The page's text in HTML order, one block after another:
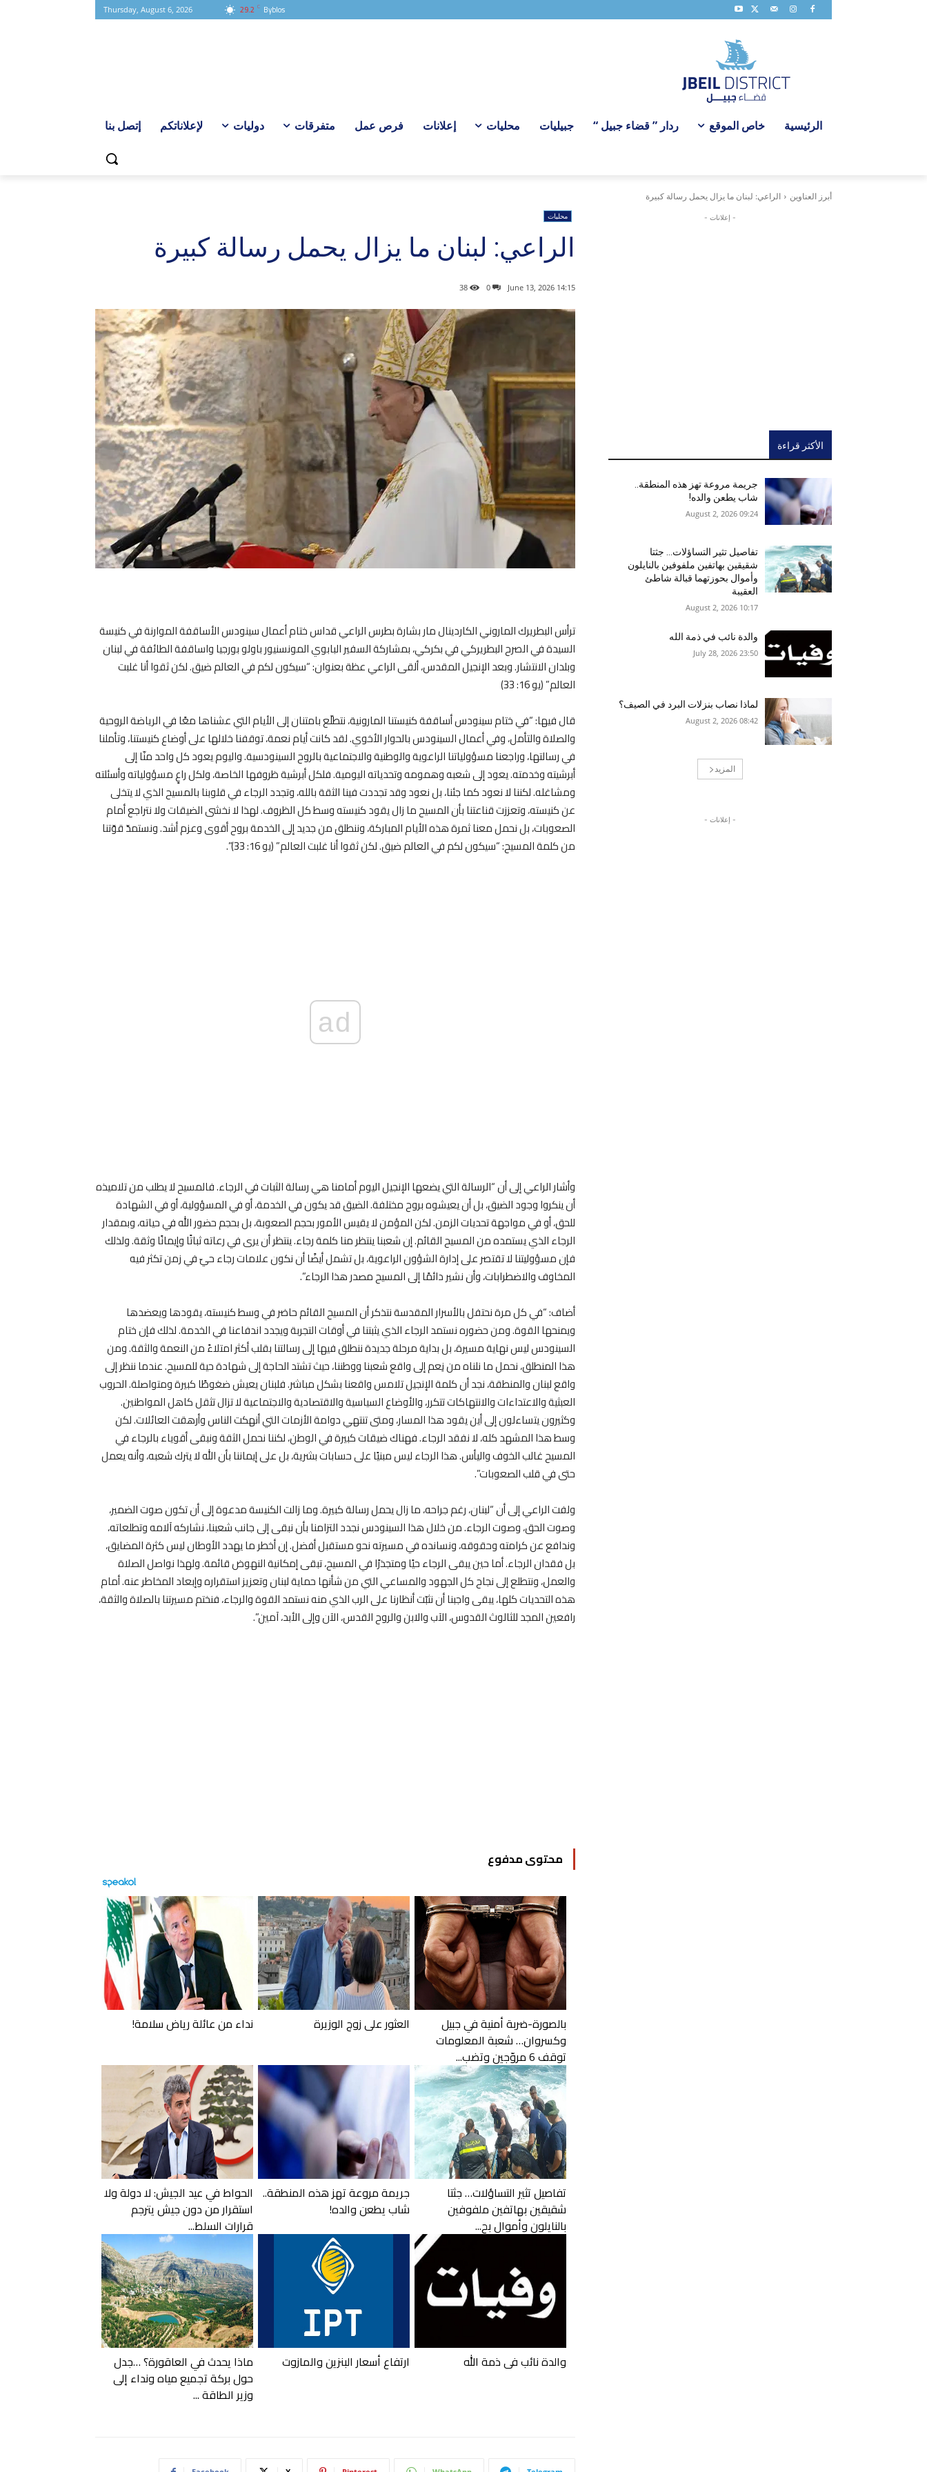
29.2 C Byblos
Thursday, August 6, 2026
الرئيسية خاص الموقع ردار ” قضاء جبيل “ جبيليات محليات إعلانات فرص عمل متفرقات دوليات لإعلاناتكم إتصل بنا
أبرز العناوين الراعي: لبنان ما يزال يحمل رسالة كبيرة
محليات
الراعي: لبنان ما يزال يحمل رسالة كبيرة
14:15 2026 ,June 13
0
38
ترأس البطريرك الماروني الكاردينال مار بشارة بطرس الراعي قداس ختام أعمال سينودس الأساقفة الموارنة في كنيسة
السيدة في الصرح البطريركي في بكركي، بمشاركة السفير البابوي المونسنيور باولو بورجيا واساقفة الطائفة في لبنان
وبلدان الانتشار. وبعد الإنجيل المقدس، ألقى الراعي عظة بعنوان: “سيكون لكم في العالم ضيق. لكن ثقوا أنا غلبت
العالم” (يو 16: 33)
قال فيها: “في ختام سينودس أساقفة كنيستنا المارونية، نتطلّع بامتنان إلى الأيام التي عشناها معًا في الرياضة الروحية
والصلاة والتأمل، وفي أعمال السينودس بالحوار الأخوي. لقد كانت أيام نعمة، توقفنا خلالها على أوضاع كنيستنا، وتأملنا
في رسالتها، وراجعنا مسؤولياتنا الراعوية والوطنية والاجتماعية بالروح السينودسية. واليوم يعود كل واحد منّا إلى
أبرشيته وخدمته. يعود إلى شعبه وهمومه وتحدياته اليومية. فلكل أبرشية ظروفها الخاصة، ولكل راعٍ مسؤولياته وأسئلته
ومشاغله. لكننا لا نعود كما جئنا، بل نعود وقد تجددت فينا الثقة بالله، وتجدد الرجاء في قلوبنا بالمسيح الذي لا يتخلى
عن كنيسته، وتعززت قناعتنا بأن المسيح ما زال يقود كنيسته وسط كل الظروف. لهذا لا نخشى الضيقات ولا نتراجع أمام
الصعوبات، بل نحمل معنا ثمرة هذه الأيام المباركة، وننطلق من جديد إلى الخدمة بروح أقوى وعزم أشد. ونستمدّ قوّتنا
من كلمة المسيح: “سيكون لكم في العالم ضيق. لكن ثقوا أنا غلبت العالم” (يو 16: 33)”.
ad
وأشار الراعي إلى أن “الرسالة التي يضعها الإنجيل اليوم أمامنا هي رسالة الثبات في الرجاء. فالمسيح لا يطلب من تلاميذه
أن ينكروا وجود الضيق، بل أن يعيشوه بروح مختلفة. الضيق قد يكون في الخدمة، أو في المسؤولية، أو في الشهادة
للحق، أو في مواجهة تحديات الزمن. لكن المؤمن لا يقيس الأمور بحجم الصعوبة، بل بحجم حضور الله في حياته، وبمقدار
الرجاء الذي يستمده من المسيح القائم. إن شعبنا ينتظر منا كلمة رجاء. ينتظر أن يرى في رعاته ثباتًا وإيمانًا وثقة. ولذلك
فإن مسؤوليتنا لا تقتصر على إدارة الشؤون الراعوية، بل تشمل أيضًا أن نكون علامات رجاء حيّ في زمن تكثر فيه
المخاوف والاضطرابات، وأن نشير دائمًا إلى المسيح مصدر هذا الرجاء”.
أضاف: “في كل مرة نحتفل بالأسرار المقدسة نتذكر أن المسيح القائم حاضر في وسط كنيسته، يقودها ويعضدها
ويمنحها القوة. ومن حضوره نستمد الرجاء الذي يثبتنا في أوقات التجربة ويجدد اندفاعنا في الخدمة. لذلك فإن ختام
السينودس ليس نهاية مسيرة، بل بداية مرحلة جديدة ننطلق فيها إلى رسالتنا بقلب أكثر امتلاءً من النعمة والثقة. ومن
هذا المنطلق، نحمل ما نلناه من نِعم إلى واقع شعبنا ووطننا، حيث تشتد الحاجة إلى شهادة حية للمسيح. عندما ننظر إلى
واقع لبنان والمنطقة، نجد أن كلمة الإنجيل تلامس واقعنا بشكل مباشر. فلبنان يعيش ضغوطًا كبيرة ومتواصلة. الحروب
العبثية والاعتداءات والانتهاكات تتكرر، والأوضاع السياسية والاقتصادية والاجتماعية لا تزال تثقل كاهل المواطنين.
وكثيرون يتساءلون إلى أين يقود هذا المسار، ومتى تنتهي دوامة الأزمات التي أنهكت الناس وأرهقت العائلات. لكن
وسط هذا المشهد كله، لا نفقد الرجاء. فهناك ضيقات كبيرة في الوطن، لكننا نحمل الثقة ونبقى أقوياء بالرجاء في
المسيح غالب الخوف واليأس. هذا الرجاء ليس مبنيًا على حسابات بشرية، بل على إيماننا بأن الله لا يترك شعبه، وأنه يعمل
حتى في قلب الصعوبات”.
ولفت الراعي إلى أن “لبنان، رغم جراحه، ما زال يحمل رسالة كبيرة. وما زالت الكنيسة مدعوة إلى أن تكون صوت الضمير،
وصوت الحق، وصوت الرجاء. من خلال هذا السينودس نجدد التزامنا بأن نبقى إلى جانب شعبنا، نشاركه آلامه وتطلعاته،
وندافع عن كرامته وحقوقه، ونسانده في مسيرته نحو مستقبل أفضل. إن أخطر ما يهدد الأوطان ليس كثرة المضايق،
بل فقدان الرجاء. أما حين يبقى الرجاء حيًا ومتجذرًا في المسيح، تبقى إمكانية النهوض قائمة. ولهذا نواصل الصلاة
والعمل، ونتطلع إلى نجاح كل الجهود والمساعي التي من شأنها حماية لبنان وتعزيز استقراره وإبعاد المخاطر عنه. أمام
هذه التحديات كلها، يبقى واجبنا أن نثبّت أنظارنا على الرب الذي منه نستمد القوة والرجاء، فنختم مسيرتنا بالصلاة والثقة،
رافعين المجد للثالوث القدوس، الآب والابن والروح القدس، الآن وإلى الأبد، آمين”.
محتوى مدفوع
بالصورة-ضربة أمنية في جبيل
وكسروان… شعبة المعلومات
توقف 6 مروّجين وتضب...
العثور على زوج الوزيرة نداء من عائلة رياض سلامة!
تفاصيل تثير التساؤلات… جثتا
شقيقين بهاتفين ملفوفين
بالنايلون وأموال بح...
جريمة مروعة تهز هذه المنطقة..
شاب يطعن والده!
الحواط في عيد الجيش: لا دولة ولا
استقرار من دون جيش يترجم
قرارات السلط...
والدة نائب في ذمة الله ارتفاع أسعار البنزين والمازوت
ماذا يحدث في العاقورة؟ …جدل
حول بركة تجميع مياه ونداء إلى
وزير الطاقة ...
- إعلانات -
الأكثر قراءة
جريمة مروعة تهز هذه المنطقة..
شاب يطعن والده!
09:24 2026 ,August 2
تفاصيل تثير التساؤلات… جثتا
شقيقين بهاتفين ملفوفين بالنايلون
وأموال بحوزتهما قبالة شاطئ
العقيبة
10:17 2026 ,August 2
والدة نائب في ذمة الله
23:50 2026 ,July 28
لماذا نصاب بنزلات البرد في الصيف؟
08:42 2026 ,August 2
المزيد
- إعلانات -